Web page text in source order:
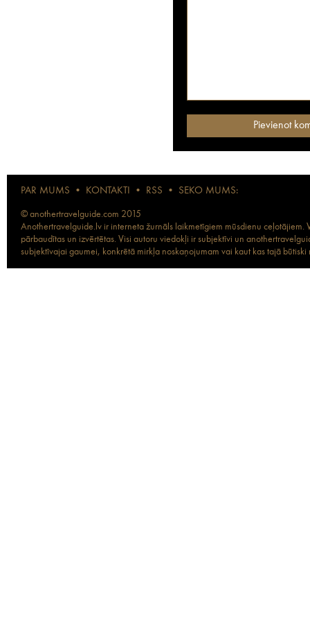
PAR MUMS • KONTAKTI • RSS • SEKO MUMS:
© anothertravelguide.com 2015
Anothertravelguide.lv ir interneta žurnāls laikmetīgiem mūsdienu
pārbaudītas un izvērtētas. Visi autoru viedokļi ir subjektīvi un
subjektīvajai gaumei, konkrētā mirkļa noskaņojumam vai kaut kas tajā